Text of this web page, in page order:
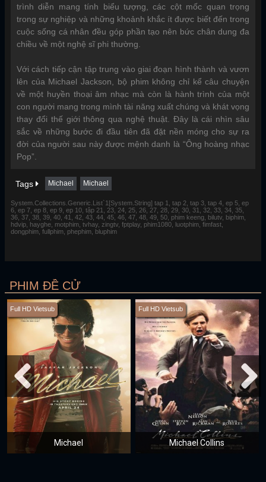
trình diễn mang tính biểu tượng, các cột mốc quan trọng
trong sự nghiệp và những khoảnh khắc ít được biết đến trong
cuộc sống cá nhân đều góp phần tạo nên bức chân dung đa
chiều về một nghệ sĩ phi thường.
Với cách tiếp cận tập trung vào giai đoạn hình thành và vươn
lên của Michael Jackson, bộ phim không chỉ kể câu chuyện
về một huyền thoại âm nhạc mà còn là hành trình của một
con người mang trong mình tài năng xuất chúng và khát vọng
thay đổi thế giới thông qua nghệ thuật. Đây là cái nhìn sâu
sắc về những bước đi đầu tiên đã đặt nền móng cho sự ra
đời của người sau này được mệnh danh là “Ông hoàng nhạc
Pop”.
Tags Michael Michael
System.Collections.Generic.List`1[System.String] tap 1, tap 2, tap 3, tap 4, ep 5, ep
6, ep 7, ep 8, ep 9, ep 10, tập 21, 23, 24, 25, 26, 27, 28, 29, 30, 31, 32, 33, 34, 35,
36, 37, 38, 39, 40, 41, 42, 43, 44, 45, 46, 47, 48, 49, 50, phim keeng, bilutv, biphim,
hdvip, hayghe, motphim, tvhay, zingtv, fptplay, phim1080, luotphim, fimfast,
dongphim, fullphim, phephim, bluphim
PHIM ĐỀ CỬ
Full HD Vietsub
Michael
Full HD Vietsub
Michael Collins